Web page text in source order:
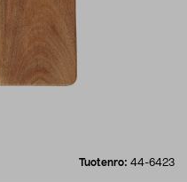
Tuotenro: 44-6423